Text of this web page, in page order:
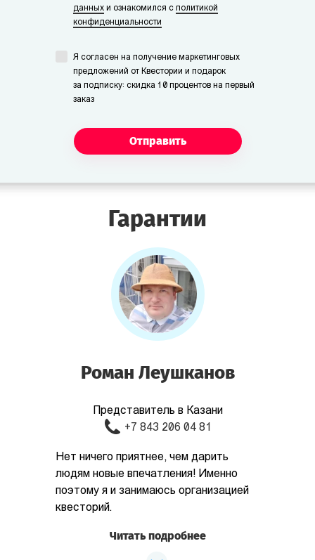
данных и ознакомился с политикой
конфиденциальности
Я согласен на получение маркетинговых
предложений от Квестории и подарок
за подписку: скидка 10 процентов на первый
заказ
Отправить
Гарантии
Роман Леушканов
Представитель в Казани
+7 843 206 04 81
Нет ничего приятнее, чем дарить
людям новые впечатления! Именно
поэтому я и занимаюсь организацией
квесторий.
Читать подробнее